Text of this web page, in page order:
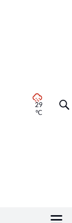
29
°C